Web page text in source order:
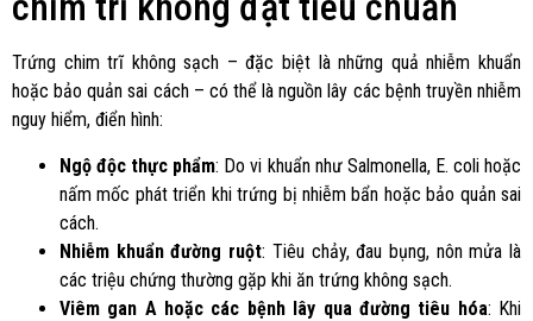
Trứng chim trĩ không sạch – đặc biệt là những quả nhiễm khuẩn
hoặc bảo quản sai cách – có thể là nguồn lây các bệnh truyền nhiễm
nguy hiểm, điển hình:
Ngộ độc thực phẩm: Do vi khuẩn như Salmonella, E. coli hoặc
nấm mốc phát triển khi trứng bị nhiễm bẩn hoặc bảo quản sai
cách.
Nhiễm khuẩn đường ruột: Tiêu chảy, đau bụng, nôn mửa là
các triệu chứng thường gặp khi ăn trứng không sạch.
Viêm gan A hoặc các bệnh lây qua đường tiêu hóa: Khi